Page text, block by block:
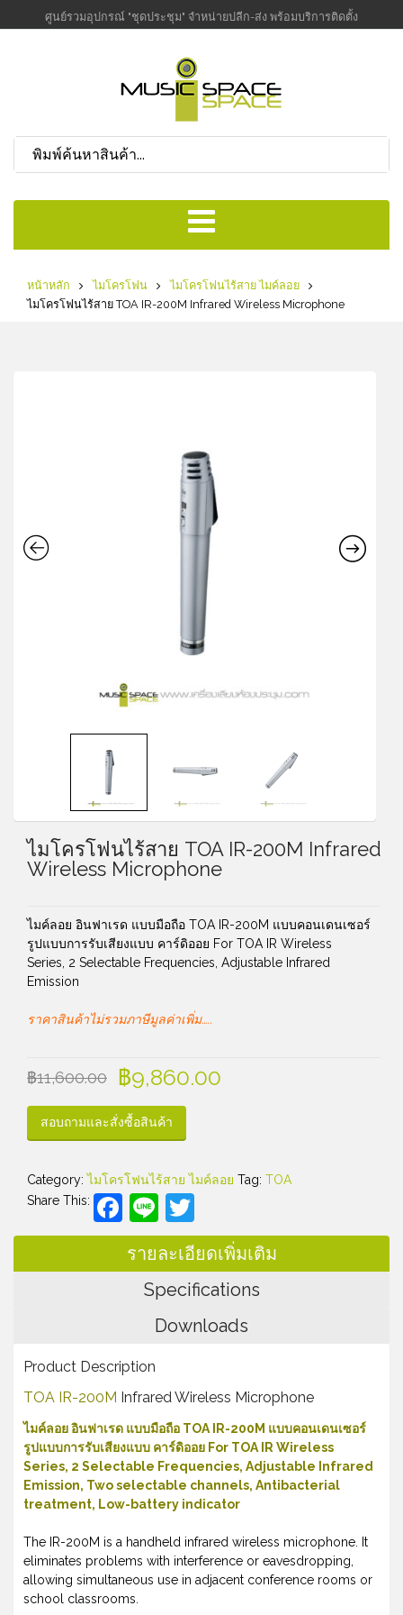
ศูนย์รวมอุปกรณ์ "ชุดประชุม" จำหน่ายปลีก-ส่ง พร้อมบริการติดตั้ง
หน้าหลัก ไมโครโฟน
ไมโครโฟนไร้สาย ไมค์ลอย
ไมโครโฟนไร้สาย TOA IR-200M Infrared Wireless Microphone
ไมโครโฟนไร้สาย TOA IR-200M Infrared
Wireless Microphone
ไมค์ลอย อินฟาเรด แบบมือถือ TOA IR-200M แบบคอนเดนเซอร์
รูปแบบการรับเสียงแบบ คาร์ดิออย For TOA IR Wireless
Series, 2 Selectable Frequencies, Adjustable Infrared
Emission
ราคาสินค้าไม่รวมภาษีมูลค่าเพิ่ม…..
฿11,600.00 ฿9,860.00
สอบถามและสั่งซื้อสินค้า
Category:ไมโครโฟนไร้สาย ไมค์ลอย Tag: TOA
Share This:
Facebook
Line
รายละเอียดเพิ่มเติม
Specifications
Downloads
Product Description
TOA IR-200M Infrared Wireless Microphone
ไมค์ลอย อินฟาเรด แบบมือถือ TOA IR-200M แบบคอนเดนเซอร์
รูปแบบการรับเสียงแบบ คาร์ดิออย For TOA IR Wireless
Series, 2 Selectable Frequencies, Adjustable Infrared
Emission, Two selectable channels, Antibacterial
treatment, Low-battery indicator
The IR-200M is a handheld infrared wireless microphone. It
eliminates problems with interference or eavesdropping,
allowing simultaneous use in adjacent conference rooms or
school classrooms.